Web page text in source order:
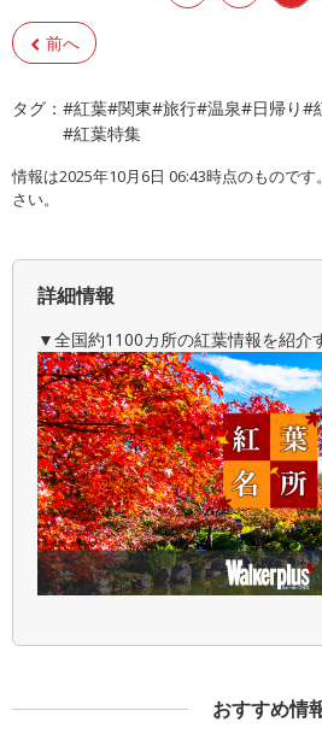
前へ
タグ： #紅葉#関東#旅行#温泉#日帰り#
#紅葉特集
情報は2025年10月6日 06:43時点のもので
さい。
詳細情報
▼全国約1100カ所の紅葉情報を紹介
おすすめ情